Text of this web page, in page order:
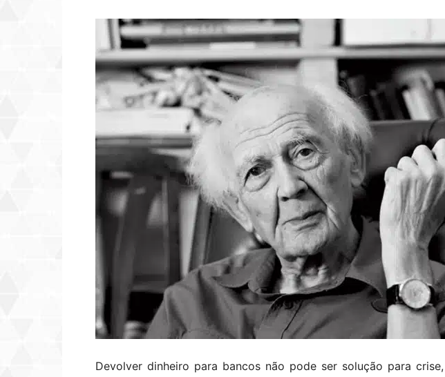
Devolver dinheiro para bancos não pode ser solução para